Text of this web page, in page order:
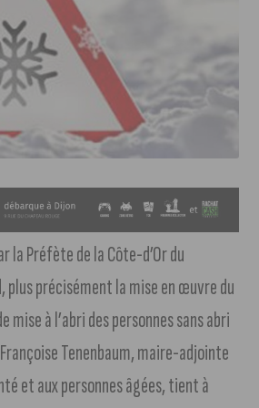
la Préfète de la Côte-d’Or du
plus précisément la mise en œuvre du
mise à l’abri des personnes sans abri
Tenenbaum, maire-adjointe
et aux personnes âgées, tient à